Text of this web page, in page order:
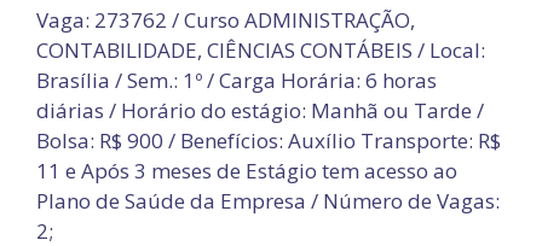
Vaga: 273762 / Curso ADMINISTRAÇÃO,
CONTABILIDADE, CIÊNCIAS CONTÁBEIS / Local:
Brasília / Sem.: 1º / Carga Horária: 6 horas
diárias / Horário do estágio: Manhã ou Tarde /
Bolsa: R$ 900 / Benefícios: Auxílio Transporte: R$
11 e Após 3 meses de Estágio tem acesso ao
Plano de Saúde da Empresa / Número de Vagas:
2;